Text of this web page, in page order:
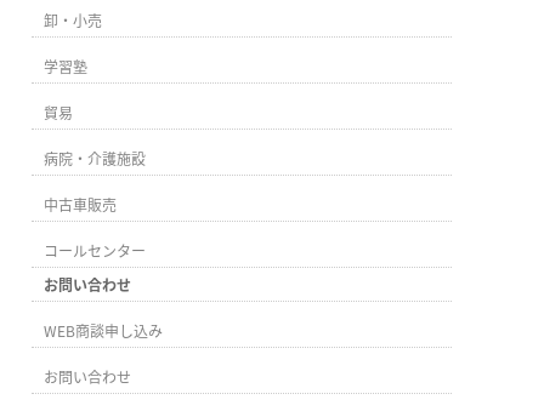
卸・小売
学習塾
貿易
病院・介護施設
中古車販売
コールセンター
お問い合わせ
WEB商談申し込み
お問い合わせ